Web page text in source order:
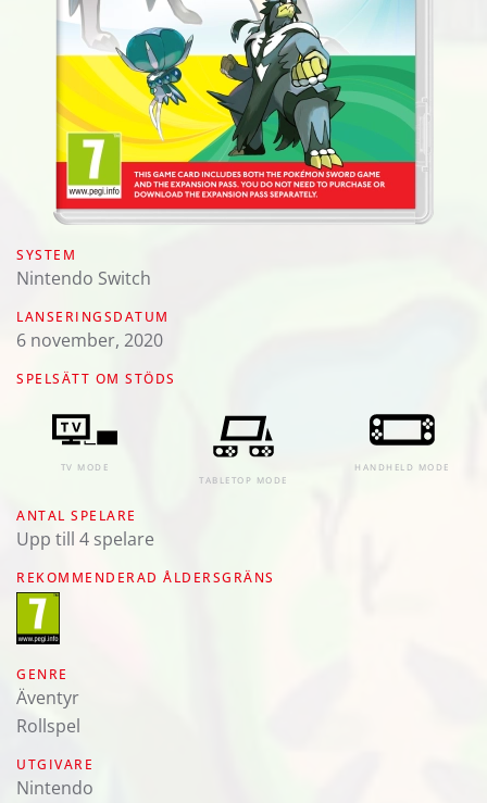
SYSTEM
Nintendo Switch
LANSERINGSDATUM
6 november, 2020
SPELSÄTT OM STÖDS
TV MODE
TABLETOP MODE
HANDHELD MODE
ANTAL SPELARE
Upp till 4 spelare
REKOMMENDERAD ÅLDERSGRÄNS
GENRE
Äventyr
Rollspel
UTGIVARE
Nintendo